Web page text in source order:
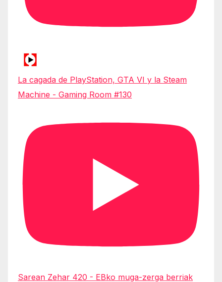
La cagada de PlayStation, GTA VI y la Steam
Machine - Gaming Room #130
Sarean Zehar 420 - EBko muga-zerga berriak